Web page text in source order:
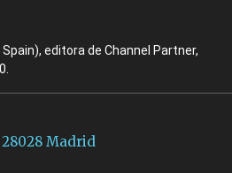
editora de Channel Partner,
28028 Madrid